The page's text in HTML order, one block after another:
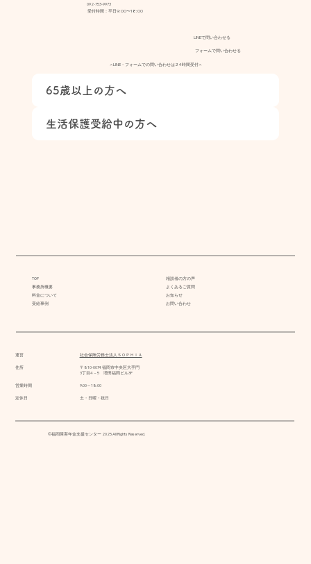
092-753-9973
受付時間：平日9:00〜18:00
LINEで問い合わせる
フォームで問い合わせる
▲LINE・フォームでの問い合わせは24時間受付▲
65歳以上の方へ
生活保護受給中の方へ
TOP
事務所概要
料金について
受給事例
相談者の方の声
よくあるご質問
お知らせ
お問い合わせ
運営 社会保険労務士法人ＳＯＰＨＩＡ
住所
〒810-0074 福岡市中央区大手門
3丁目4－5 増田福岡ビル3F
営業時間 9:00～18:00
定休日 土・日曜・祝日
©福岡障害年金支援センター 2025 All Rights Reserved.